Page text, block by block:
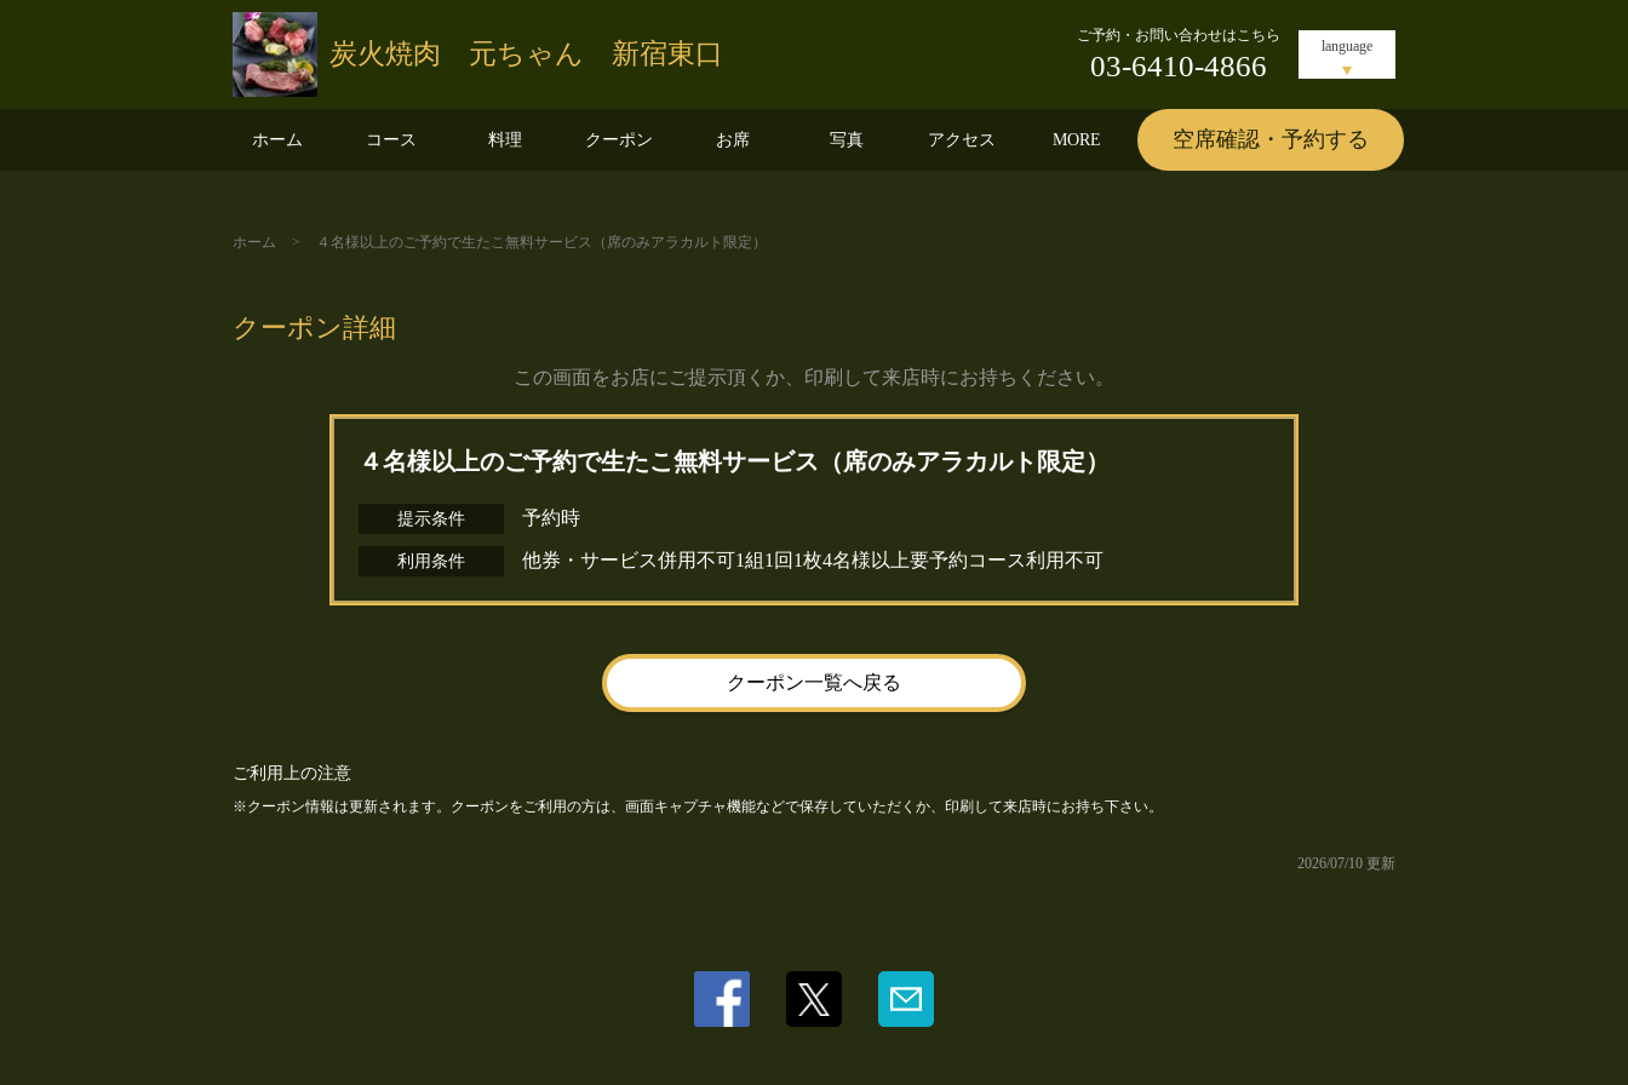
炭火焼肉 元ちゃん 新宿東口
ご予約・お問い合わせはこちら
03-6410-4866
language
ホーム コース 料理 クーポン お席 写真 アクセス MORE 空席確認・予約する
ホーム ４名様以上のご予約で生たこ無料サービス（席のみアラカルト限定）
クーポン詳細
この画面をお店にご提示頂くか、印刷して来店時にお持ちください。
４名様以上のご予約で生たこ無料サービス（席のみアラカルト限定）
提示条件 予約時
利用条件 他券・サービス併用不可1組1回1枚4名様以上要予約コース利用不可
クーポン一覧へ戻る
ご利用上の注意
クーポン情報は更新されます。クーポンをご利用の方は、画面キャプチャ機能などで保存していただくか、印刷して来店時にお持ち下さい。
2026/07/10 更新